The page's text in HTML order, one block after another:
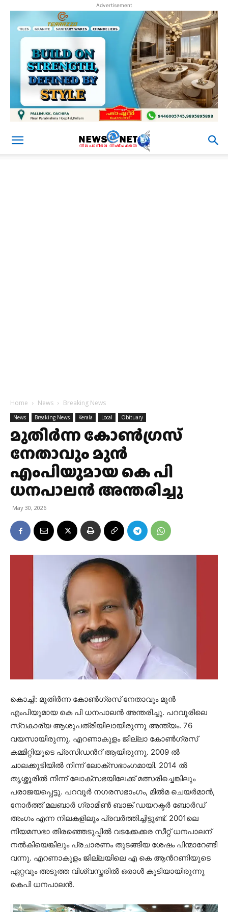
Advertisement
Home News Breaking News
News Breaking News Kerala Local Obituary
മുതിർന്ന കോൺ​ഗ്രസ്
നേതാവും മുൻ
എംപിയുമായ കെ പി
ധനപാലൻ അന്തരിച്ചു
May 30, 2026
കൊച്ചി: മുതിർന്ന കോൺഗ്രസ് നേതാവും മുൻ
എംപിയുമായ കെ പി ധനപാലൻ അന്തരിച്ചു. പറവൂരിലെ
സ്വകാര്യ ആശുപത്രിയിലായിരുന്നു അന്ത്യം. 76
വയസായിരുന്നു. എറണാകുളം ജില്ലാ കോൺഗ്രസ്
കമ്മിറ്റിയുടെ പ്രസിഡൻറ് ആയിരുന്നു. 2009 ൽ
ചാലക്കുടിയിൽ നിന്ന് ലോക്സഭാംഗമായി. 2014 ൽ
തൃശ്ശൂരിൽ നിന്ന് ലോക്സഭയിലേക്ക് മത്സരിച്ചെങ്കിലും
പരാജയപ്പെട്ടു. പറവൂർ നഗരസഭാംഗം, മിൽമ ചെയർമാൻ,
നോർത്ത് മലബാർ ഗ്രാമീൺ ബാങ്ക് ഡയറക്ടർ ബോർഡ്
അംഗം എന്ന നിലകളിലും പ്രവർത്തിച്ചിട്ടുണ്ട്. 2001ലെ
നിയമസഭാ തിരഞ്ഞെടുപ്പിൽ വടക്കേക്കര സീറ്റ് ധനപാലന്
നൽകിയെങ്കിലും പ്രചാരണം തുടങ്ങിയ ശേഷം പിന്മാറേണ്ടി
വന്നു. എറണാകുളം ജില്ലയിലെ എ കെ ആൻറണിയുടെ
ഏറ്റവും അടുത്ത വിശ്വസ്തരിൽ ഒരാൾ കൂടിയായിരുന്നു
കെപി ധനപാലൻ.